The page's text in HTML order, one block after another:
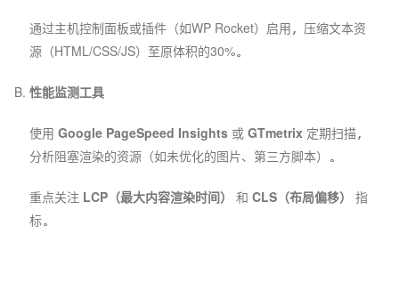
通过主机控制面板或插件（如WP Rocket）启用，压缩文本资
源（HTML/CSS/JS）至原体积的30%。
性能监测工具
使用 Google PageSpeed Insights或 GTmetrix定期扫描，
分析阻塞渲染的资源（如未优化的图片、第三方脚本）。
重点关注 LCP（最大内容渲染时间） 和 CLS（布局偏移）
指
标。